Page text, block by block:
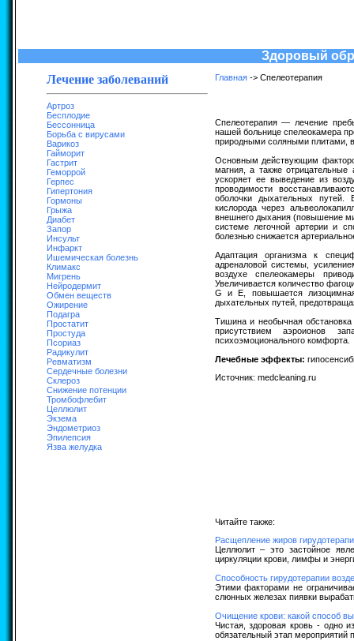
Здоровый
Лечение заболеваний
Артроз
Бесплодие
Бессонница
Борьба с вирусами
Варикоз
Гайморит
Гастрит
Геморрой
Герпес
Гипертония
Гормоны
Грыжа
Диабет
Запор
Инсульт
Инфаркт
Ишемическая болезнь
Климакс
Мигрень
Нейродермит
Обмен веществ
Ожирение
Подагра
Простатит
Простуда
Псориаз
Радикулит
Ревматизм
Сердечные болезни
Склероз
Снижение потенции
Тромбофлебит
Целлюлит
Экзема
Эндометриоз
Эпилепсия
Язва желудка
Главная-> Спелеотерапия
Спелеотерапия — лечение
нашей больнице спелеокамера
природными соляными плитами,
Основным действующим
магния, а также
ускоряет ее выведение из
проводимости
оболочки дыхательных путей.
кислорода через
внешнего дыхания (повышение
системе легочной артерии и
болезнью снижается
Адаптация организма к
адреналовой системы,
воздухе спелеокамеры
Увеличивается количество
G и E, повышается
дыхательных путей,
Тишина и необычная
присутствием аэроионов
психоэмоционального комфорта.
Лечебные эффекты:
Источник: medcleaning.ru
Читайте также:
Расщепление жиров
Целлюлит – это застойное
циркуляции крови, лимфы и
Cпособность гирудотерапии
Этими факторами не
слюнных железах пиявки
Очищение крови: какой способ
Чистая, здоровая кровь - одно
обязательный этап мероприятий